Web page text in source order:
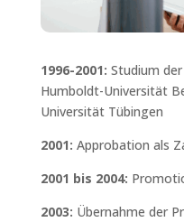
1996-2001: Studium
Humboldt-Universität
Universität Tübingen
2001: Approbation als
2001 bis 2004:
2003: Übernahme der